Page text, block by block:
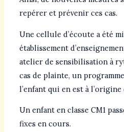
repérer et prévenir ces cas.
Une cellule d’écoute a été
établissement
atelier de sensibilisation à
cas de plainte, un
l’enfant qui en est à
Un enfant en classe CM1
fixes en cours.